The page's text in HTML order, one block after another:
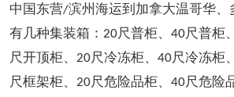
中国东营/滨州海运到加拿大温哥华、
有几种集装箱： 20尺普柜、 40尺普柜、
尺开顶柜、 20尺冷冻柜、 40尺冷冻柜、
尺框架柜、 20尺危险品柜、 40尺危险